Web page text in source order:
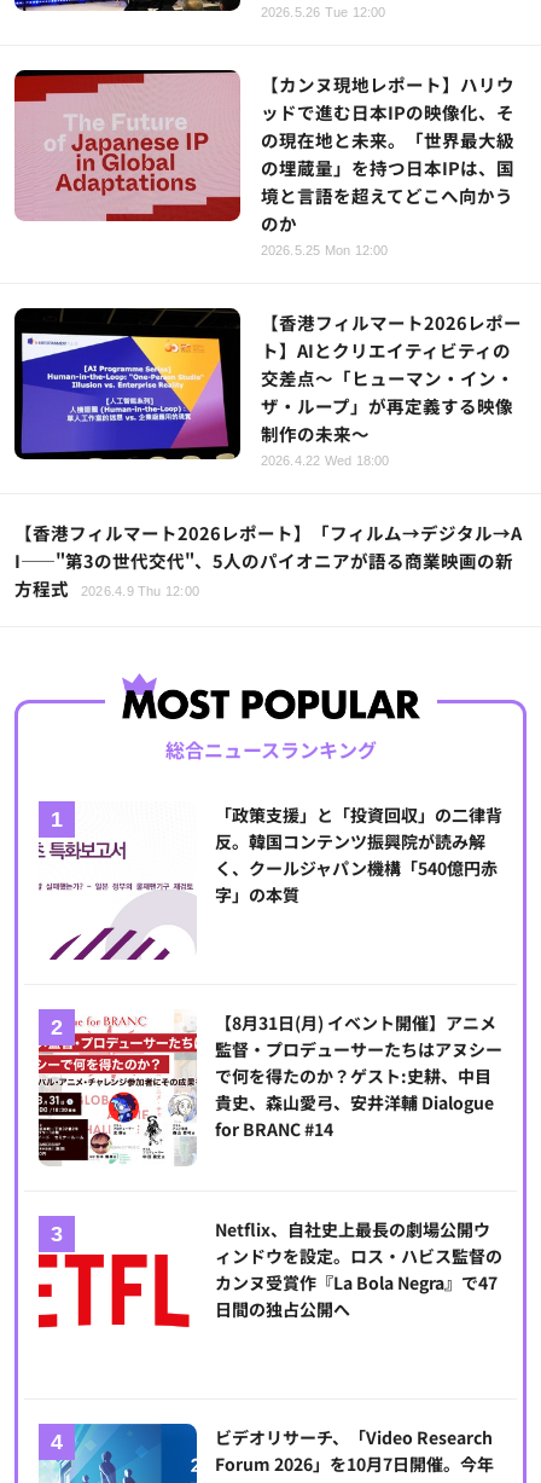
2026.5.26 Tue 12:00
【カンヌ現地レポート】ハリウ
ッドで進む日本IPの映像化、そ
の現在地と未来。「世界最大級
の埋蔵量」を持つ日本IPは、国
境と言語を超えてどこへ向かう
のか
2026.5.25 Mon 12:00
【香港フィルマート2026レポー
ト】AIとクリエイティビティの
交差点～「ヒューマン・イン・
ザ・ループ」が再定義する映像
制作の未来～
2026.4.22 Wed 18:00
【香港フィルマート2026レポート】「フィルム→デジタル→A
I——"第3の世代交代"、5人のパイオニアが語る商業映画の新
方程式
2026.4.9 Thu 12:00
総合ニュースランキング
「政策支援」と「投資回収」の二律背
反。韓国コンテンツ振興院が読み解
く、クールジャパン機構「540億円赤
字」の本質
【8月31日(月) イベント開催】アニメ
監督・プロデューサーたちはアヌシー
で何を得たのか？ゲスト:史耕、中目
貴史、森山愛弓、安井洋輔 Dialogue
for BRANC #14
Netflix、自社史上最長の劇場公開ウ
ィンドウを設定。ロス・ハビス監督の
カンヌ受賞作『La Bola Negra』で47
日間の独占公開へ
ビデオリサーチ、「Video Research
Forum 2026」を10月7日開催。今年